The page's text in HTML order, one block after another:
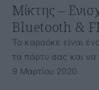
Μίκτης –
Bluetooth &
Το καραόκε είναι
τα πάρτυ σας και να
9 Μαρτίου 2020